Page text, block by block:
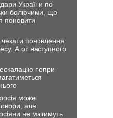
України по
болючими, що
поновити
поновлення
А от наступного
попри
може
але
не матимуть